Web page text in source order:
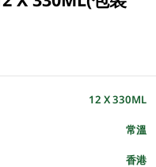
12 X 330ML
常溫
香港